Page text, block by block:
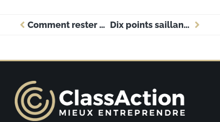
Comment rester numériquement pertinent, placer la barre plus haut et offrir à vos clients une expérience exceptionnelle ! Dix points saillants du rapport d’enquête 2012 sur les technologies juridiques.